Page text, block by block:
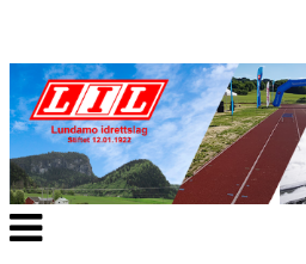
Veksle
navigasjon